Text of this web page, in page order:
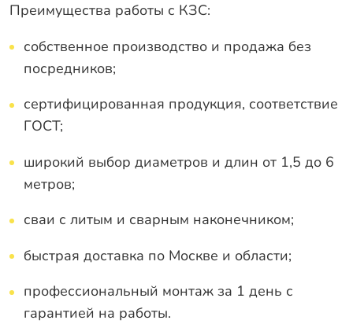
Преимущества работы с КЗС:
собственное производство и продажа без
посредников;
сертифицированная продукция, соответствие
ГОСТ;
широкий выбор диаметров и длин от 1,5 до 6
метров;
сваи с литым и сварным наконечником;
быстрая доставка по Москве и области;
профессиональный монтаж за 1 день с
гарантией на работы.